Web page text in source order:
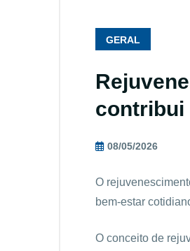
GERAL
contribui
08/05/2026
O
bem-estar
O conceito de